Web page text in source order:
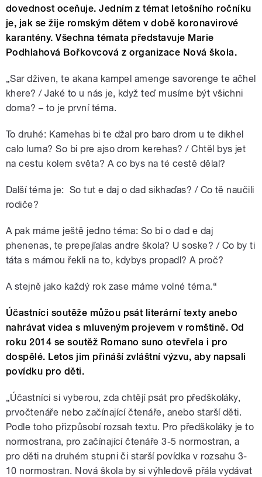
dovednost oceňuje. Jedním z témat letošního ročníku
je, jak se žije romským dětem v době koronavirové
karantény. Všechna témata představuje Marie
Podhlahová Bořkovcová z organizace Nová škola.
„Sar dživen, te akana kampel amenge savorenge te ačhel
khere? / Jaké to u nás je, když teď musíme být všichni
doma? – to je první téma.
To druhé: Kamehas bi te džal pro baro drom u te dikhel
calo luma? So bi pre ajso drom kerehas? / Chtěl bys jet
na cestu kolem světa? A co bys na té cestě dělal?
Další téma je: So tut e daj o dad sikhaďas? / Co tě naučili
rodiče?
A pak máme ještě jedno téma: So bi o dad e daj
phenenas, te prepejľalas andre škola? U soske? / Co by ti
táta s mámou řekli na to, kdybys propadl? A proč?
A stejně jako každý rok zase máme volné téma.“
Účastníci soutěže můžou psát literární texty anebo
nahrávat videa s mluveným projevem v romštině. Od
roku 2014 se soutěž Romano suno otevřela i pro
dospělé. Letos jim přináší zvláštní výzvu, aby napsali
povídku pro děti.
„Účastníci si vyberou, zda chtějí psát pro předškoláky,
prvočtenáře nebo začínající čtenáře, anebo starší děti.
Podle toho přizpůsobí rozsah textu. Pro předškoláky je to
normostrana, pro začínající čtenáře 3-5 normostran, a
pro děti na druhém stupni či starší povídka v rozsahu 3-
10 normostran. Nová škola by si výhledově přála vydávat